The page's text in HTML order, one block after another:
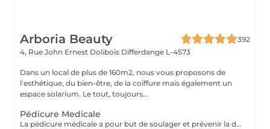
Arboria Beauty
392
4, Rue John Ernest Dolibois Differdange L-4573
Dans un local de plus de 160m2, nous vous proposons de
l'esthétique, du bien-être, de la coiffure mais également un
espace solarium. Le tout, toujours...
Pédicure Medicale
La pédicure médicale a pour but de soulager et prévenir la douleur, mais également les effets secondaires des pathologies. Cors, durillons, crevasses ou il-de-perdrix sont ainsi traités par une pédicure médicale. Une séance de pédicure médicale en institut se déroule comme suit : Le pied sera désinfecté à l'alcool, puis examiné afin de déterminer quels sont les problèmes à traiter ; Si c'est nécessaire, de gros cotons imbibés d'une solution antiseptique et détergente (H.A.C.) sont passés sur l'épiderme ; Les ongles sont d'office coupés, limés et dégagés sur les côtés; L'ablation de cors ou durillons se fait en douceur, à l'aide d'un bistouri ; Un ponçage des talons adoucit la peau ; Une désinfection de l'ensemble du pied se fait. Le pied est séché puis massé avec une crème naturelle spécifique pour les pieds ;